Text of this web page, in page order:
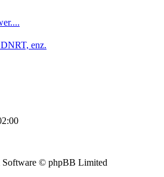
enz.
© phpBB Limited